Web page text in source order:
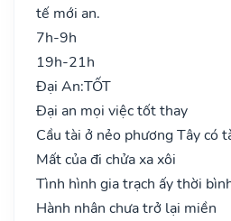
tế mới an.
7h-9h
19h-21h
Đại An:TỐT
Đại an mọi việc tốt thay
Cầu tài ở nẻo phương Tây có
Mất của đi chửa xa xôi
Tình hình gia trạch ấy thời
Hành nhân chưa trở lại miền